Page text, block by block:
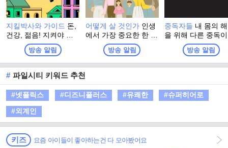
지킬박사와 가이드 돈,
건강, 젊음! 지켜야 하
는 사명을 부여받은 가
이드, 그리고 고민 맞춤
형 지킬 박사들이 다양
한 문제들을 유쾌! 상
쾌! 통쾌! 하게 해결하
는 프로그램
방송 알림
어떻게 살 것인가 인생
에서 가장 중요한 한 가
지! 건강을 지키기 위해
어떻게 살 것인가를 고
민하고 당신의 황금빛
방송 알림
중독자들 내 몸의
을 위해 다른 중독
요하다. 같은 공간
중독에 대한 전혀
인터뷰를 진행하며
다!
방송 알림
# 파일시티 키워드 추천
#넷플릭스 #디즈니플러스 #유쾌한
#슈퍼히어로
#외계인
키즈 요즘 아이들이 좋아하는건 다 모아봤어요